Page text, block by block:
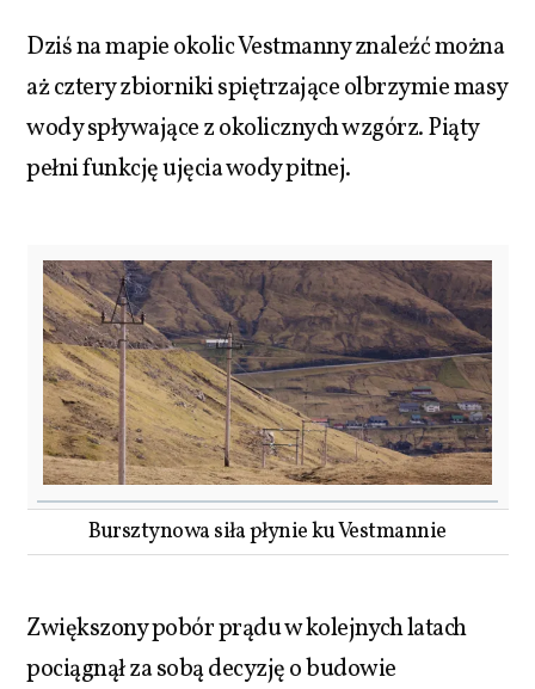
Dziś na mapie okolic Vestmanny znaleźć można
aż cztery zbiorniki spiętrzające olbrzymie masy
wody spływające z okolicznych wzgórz. Piąty
pełni funkcję ujęcia wody pitnej.
Bursztynowa siła płynie ku Vestmannie
Zwiększony pobór prądu w kolejnych latach
pociągnął za sobą decyzję o budowie